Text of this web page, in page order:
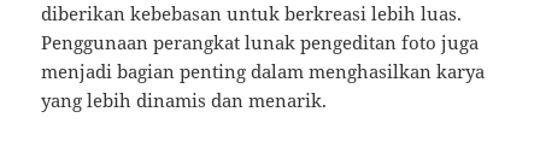
diberikan kebebasan untuk berkreasi lebih luas.
Penggunaan perangkat lunak pengeditan foto juga
menjadi bagian penting dalam menghasilkan karya
yang lebih dinamis dan menarik.